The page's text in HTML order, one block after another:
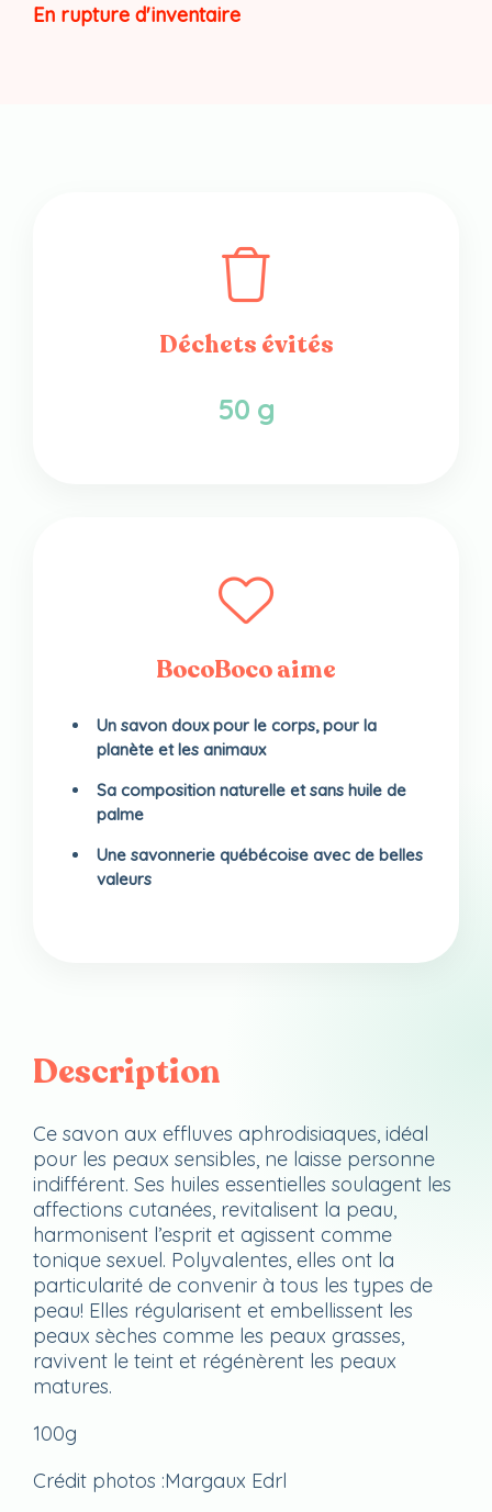
En rupture d'inventaire
Description
Ce savon aux effluves aphrodisiaques, idéal
pour les peaux sensibles, ne laisse personne
indifférent. Ses huiles essentielles soulagent les
affections cutanées, revitalisent la peau,
harmonisent l’esprit et agissent comme
tonique sexuel. Polyvalentes, elles ont la
particularité de convenir à tous les types de
peau! Elles régularisent et embellissent les
peaux sèches comme les peaux grasses,
ravivent le teint et régénèrent les peaux
matures.
100g
Crédit photos :Margaux Edrl
Déchets évités
50 g
BocoBoco aime
Un savon doux pour le corps, pour la
planète et les animaux
Sa composition naturelle et sans huile de
palme
Une savonnerie québécoise avec de belles
valeurs